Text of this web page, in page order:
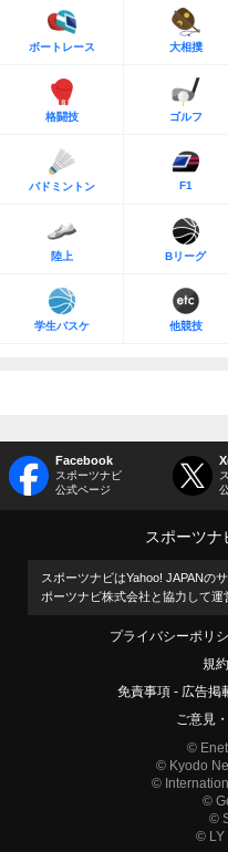
ボートレース 大相撲
格闘技 ゴルフ
バドミントン F1
陸上 Bリーグ
学生バスケ 他競技
Facebook
スポーツナビ
公式ページ
スポーツナ
スポーツナビはYahoo! JAPANの
ポーツナビ株式会社と協力して運
プライバシーポリ
規約
免責事項
広告掲
ご意見
©
© Kyodo
©
©
©
© LY